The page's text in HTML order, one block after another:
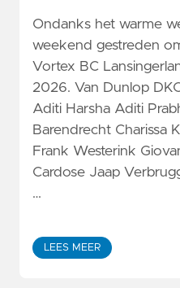
Ondanks het warme
weekend gestreden
Vortex BC
2026. Van Dunlop
Aditi Harsha Aditi
Barendrecht Charissa
Frank Westerink
Cardose Jaap
…
LEES MEER